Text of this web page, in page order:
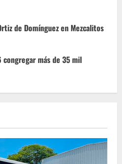
de Domínguez en Mezcalitos
congregar más de 35 mil